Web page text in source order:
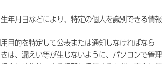
年月日などにより、特定の個人を識別できる情報
目的を特定して公表または通知しなければなら
は、漏えい等が生じないように、パソコンで管理